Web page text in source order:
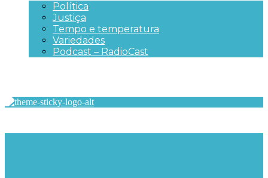
Política
Justiça
Tempo e temperatura
Variedades
Podcast – RadioCast